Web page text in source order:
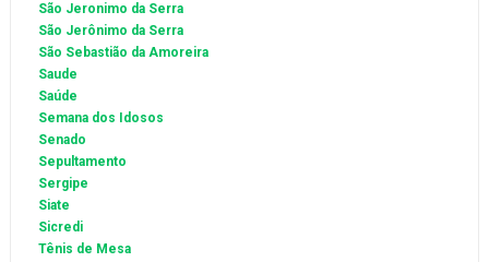
São Jeronimo da Serra
São Jerônimo da Serra
São Sebastião da Amoreira
Saude
Saúde
Semana dos Idosos
Senado
Sepultamento
Sergipe
Siate
Sicredi
Tênis de Mesa